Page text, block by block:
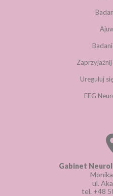
Gabinet
ul.
tel. +48
EEG
Ureguluj